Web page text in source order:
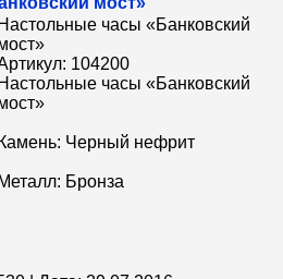
Настольные часы «Банковский
104200
Настольные часы «Банковский
Камень: Черный нефрит
Металл: Бронза